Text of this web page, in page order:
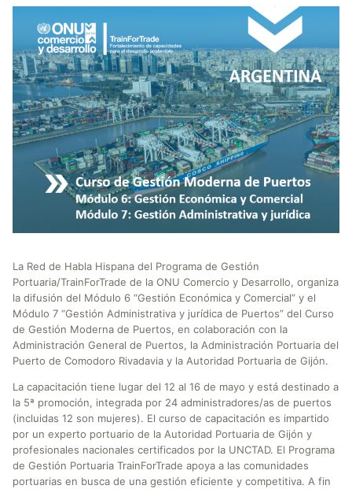
La Red de Habla Hispana del Programa de Gestión
Portuaria/TrainForTrade de la ONU Comercio y Desarrollo, organiza
la difusión del Módulo 6 “Gestión Económica y Comercial” y el
Módulo 7 “Gestión Administrativa y jurídica de Puertos” del Curso
de Gestión Moderna de Puertos, en colaboración con la
Administración General de Puertos, la Administración Portuaria del
Puerto de Comodoro Rivadavia y la Autoridad Portuaria de Gijón.
La capacitación tiene lugar del 12 al 16 de mayo y está destinado a
la 5ª promoción, integrada por 24 administradores/as de puertos
(incluidas 12 son mujeres). El curso de capacitación es impartido
por un experto portuario de la Autoridad Portuaria de Gijón y
profesionales nacionales certificados por la UNCTAD. El Programa
de Gestión Portuaria TrainForTrade apoya a las comunidades
portuarias en busca de una gestión eficiente y competitiva. A fin